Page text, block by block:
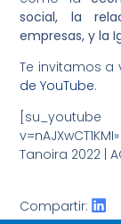
social, la
empresas, y la
Te invitamos a
de YouTube.
[su_youtube
Tanoira 2022 |
Compartir: